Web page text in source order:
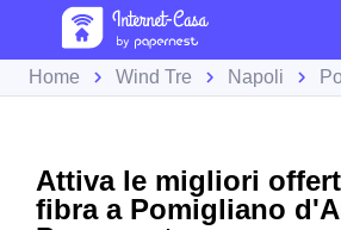
Home Wind Tre Napoli